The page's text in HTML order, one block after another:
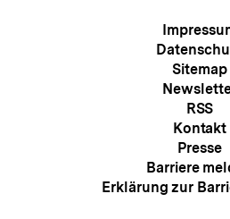
Sitemap
RSS
Kontakt
Presse
Barriere
Erklärung zur